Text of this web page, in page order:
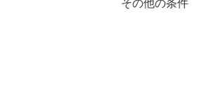
バッグ
クリア 絞り込み